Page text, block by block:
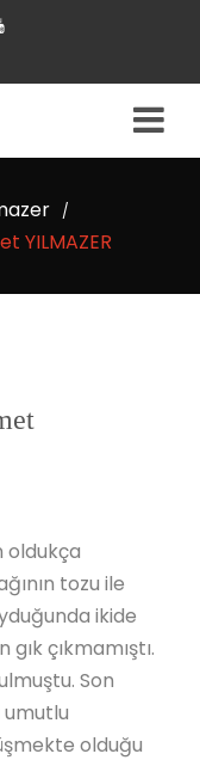
/
YILMAZER
oldukça
tozu ile
ikide
çıkmamıştı.
Son
umutlu
olduğu